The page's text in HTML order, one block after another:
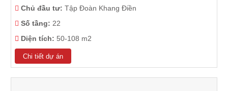
Chủ đầu tư: Tập Đoàn Khang Điền
Số tầng: 22
Diện tích: 50-108 m2
Chi tiết dự án